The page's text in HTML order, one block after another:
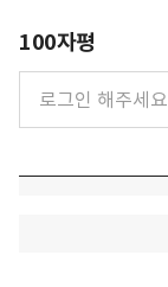
100자평